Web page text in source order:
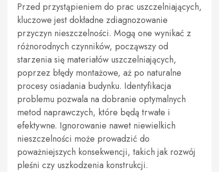
Przed przystąpieniem do prac uszczelniających,
kluczowe jest dokładne zdiagnozowanie
przyczyn nieszczelności. Mogą one wynikać z
różnorodnych czynników, począwszy od
starzenia się materiałów uszczelniających,
poprzez błędy montażowe, aż po naturalne
procesy osiadania budynku. Identyfikacja
problemu pozwala na dobranie optymalnych
metod naprawczych, które będą trwałe i
efektywne. Ignorowanie nawet niewielkich
nieszczelności może prowadzić do
poważniejszych konsekwencji, takich jak rozwój
pleśni czy uszkodzenia konstrukcji.